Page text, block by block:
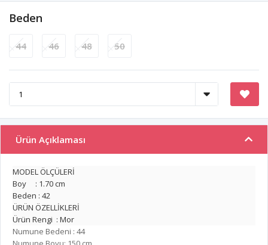
Beden
44 46 48 50
Ürün Açıklaması
MODEL ÖLÇÜLERİ
Boy : 1.70 cm
Beden : 42
ÜRÜN ÖZELLİKLERİ
Ürün Rengi : Mor
Numune Bedeni : 44